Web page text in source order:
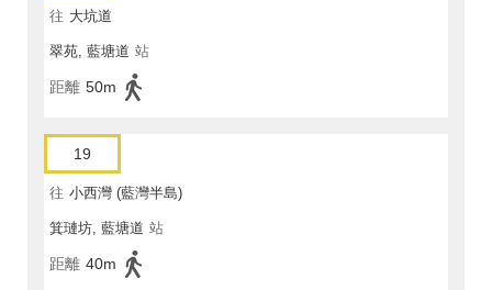
往 大坑道
翠苑, 藍塘道 站
距離 50m
19
往 小西灣 (藍灣半島)
箕璉坊, 藍塘道 站
距離 40m